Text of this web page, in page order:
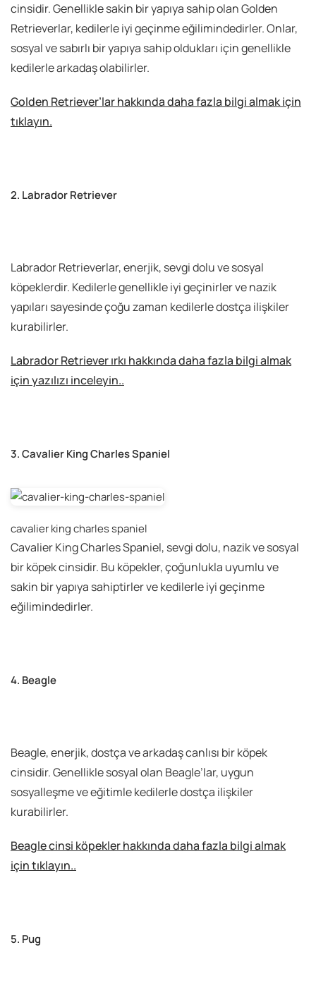
cinsidir. Genellikle sakin bir yapıya sahip olan Golden
Retrieverlar, kedilerle iyi geçinme eğilimindedirler. Onlar,
sosyal ve sabırlı bir yapıya sahip oldukları için genellikle
kedilerle arkadaş olabilirler.
Golden Retriever’lar hakkında daha fazla bilgi almak için
tıklayın.
2. Labrador Retriever
Labrador Retrieverlar, enerjik, sevgi dolu ve sosyal
köpeklerdir. Kedilerle genellikle iyi geçinirler ve nazik
yapıları sayesinde çoğu zaman kedilerle dostça ilişkiler
kurabilirler.
Labrador Retriever ırkı hakkında daha fazla bilgi almak
için yazılızı inceleyin..
3. Cavalier King Charles Spaniel
cavalier king charles spaniel
Cavalier King Charles Spaniel, sevgi dolu, nazik ve sosyal
bir köpek cinsidir. Bu köpekler, çoğunlukla uyumlu ve
sakin bir yapıya sahiptirler ve kedilerle iyi geçinme
eğilimindedirler.
4. Beagle
Beagle, enerjik, dostça ve arkadaş canlısı bir köpek
cinsidir. Genellikle sosyal olan Beagle’lar, uygun
sosyalleşme ve eğitimle kedilerle dostça ilişkiler
kurabilirler.
Beagle cinsi köpekler hakkında daha fazla bilgi almak
için tıklayın..
5. Pug